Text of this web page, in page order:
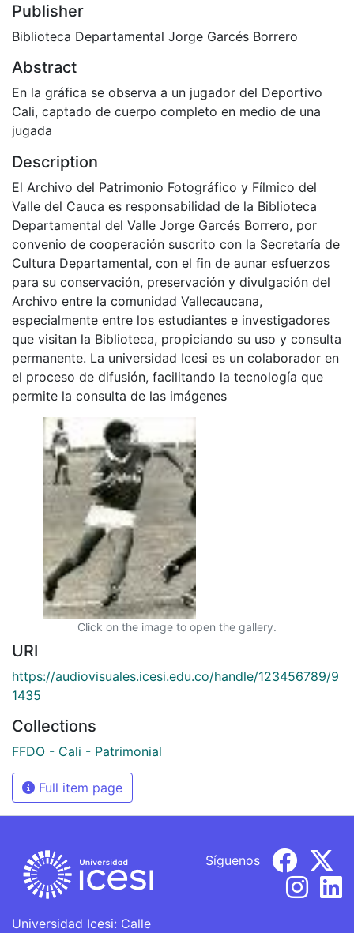
Publisher
Biblioteca Departamental Jorge Garcés Borrero
Abstract
En la gráfica se observa a un jugador del Deportivo
Cali, captado de cuerpo completo en medio de una
jugada
Description
El Archivo del Patrimonio Fotográfico y Fílmico del
Valle del Cauca es responsabilidad de la Biblioteca
Departamental del Valle Jorge Garcés Borrero, por
convenio de cooperación suscrito con la Secretaría de
Cultura Departamental, con el fin de aunar esfuerzos
para su conservación, preservación y divulgación del
Archivo entre la comunidad Vallecaucana,
especialmente entre los estudiantes e investigadores
que visitan la Biblioteca, propiciando su uso y consulta
permanente. La universidad Icesi es un colaborador en
el proceso de difusión, facilitando la tecnología que
permite la consulta de las imágenes
Click on the image to open the gallery.
URI
https://audiovisuales.icesi.edu.co/handle/123456789/9
1435
Collections
FFDO - Cali - Patrimonial
Full item page
Universidad Icesi: Calle
Síguenos